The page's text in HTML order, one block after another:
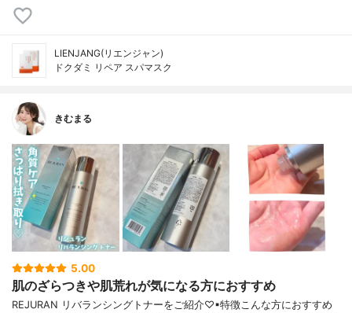
LIENJANG(リエンジャン)
ドクダミ リペア スパマスク
きむまる
5.00
肌のざらつきや肌荒れが気になる方におすすめ
REJURAN リバランシングトナーをご紹介♡▪︎特徴こんな方におすすめ